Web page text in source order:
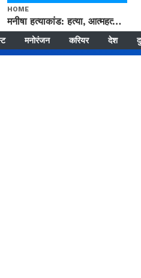
HOME
मनीषा हत्याकांड: हत्या, आत्महत्या या कोई बड़ा राज? | Full Story | Josh Haryana
मनोरंजन करियर देश